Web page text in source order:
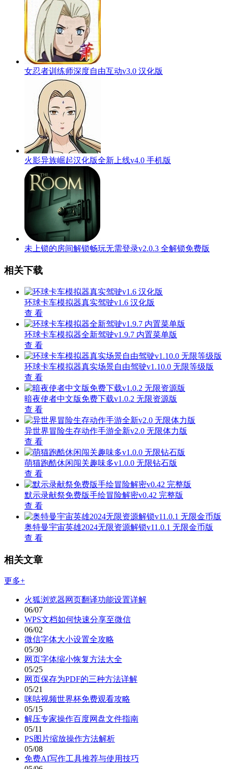
女忍者训练师深度自由互动v3.0 汉化版
火影异族崛起汉化版全新上线v4.0 手机版
未上锁的房间解锁畅玩无需登录v2.0.3 全解锁免费版
相关下载
环球卡车模拟器真实驾驶v1.6 汉化版
查 看
环球卡车模拟器全新驾驶v1.9.7 内置菜单版
查 看
环球卡车模拟器真实场景自由驾驶v1.10.0 无限等级版
查 看
暗夜使者中文版免费下载v1.0.2 无限资源版
查 看
异世界冒险生存动作手游全新v2.0 无限体力版
查 看
萌猫跑酷休闲闯关趣味多v1.0.0 无限钻石版
查 看
默示录献祭免费版手绘冒险解密v0.42 完整版
查 看
奥特曼宇宙英雄2024无限资源解锁v11.0.1 无限金币版
查 看
相关文章
更多+
火狐浏览器网页翻译功能设置详解
06/07
WPS文档如何快速分享至微信
06/02
微信字体大小设置全攻略
05/30
网页字体缩小恢复方法大全
05/25
网页保存为PDF的三种方法详解
05/21
咪咕视频世界杯免费观看攻略
05/15
解压专家操作百度网盘文件指南
05/11
PS图片缩放操作方法解析
05/08
免费AI写作工具推荐与使用技巧